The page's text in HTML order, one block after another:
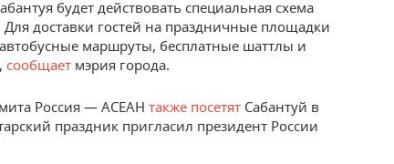
будет действовать специальная схема
доставки гостей на праздничные площадки
маршруты, бесплатные шаттлы и
сообщает мэрия города.
Россия — АСЕАН также посетят Сабантуй в
праздник пригласил президент России